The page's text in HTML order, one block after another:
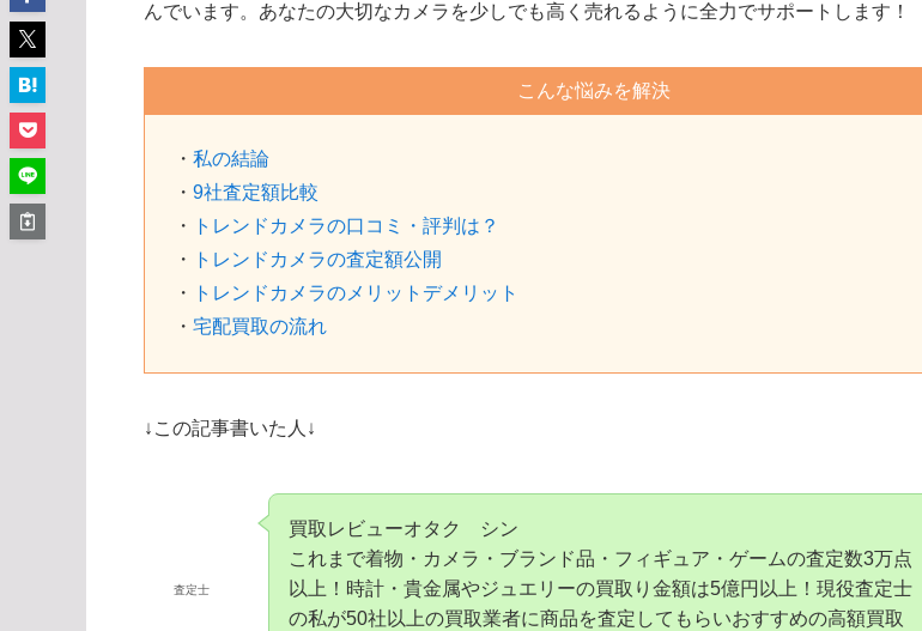
んでいます。あなたの大切なカメラを少しでも高く売れるように全力でサポートします！
こんな悩みを解決
・ 私の結論
・ 9社査定額比較
・
トレンドカメラの口コミ・評判は？
・
トレンドカメラの査定額公開
・
トレンドカメラのメリットデメリット
・ 宅配買取の流れ
↓この記事書いた人↓
査定士
買取レビューオタク シン
これまで着物・カメラ・ブランド品・フィギュア・ゲームの査定数3万点
以上！時計・貴金属やジュエリーの買取り金額は5億円以上！現役査定士
の私が50社以上の買取業者に商品を査定してもらいおすすめの高額買取